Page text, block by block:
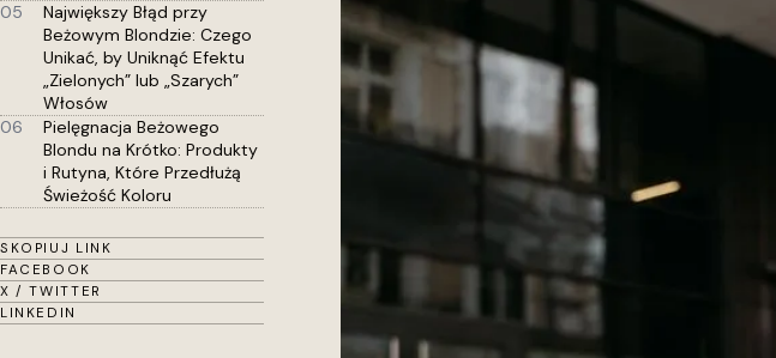
05
Największy Błąd przy
Beżowym Blondzie: Czego
Unikać, by Uniknąć Efektu
„Zielonych” lub „Szarych”
Włosów
06
Pielęgnacja Beżowego
Blondu na Krótko: Produkty
i Rutyna, Które Przedłużą
Świeżość Koloru
SKOPIUJ LINK
FACEBOOK
X / TWITTER
LINKEDIN